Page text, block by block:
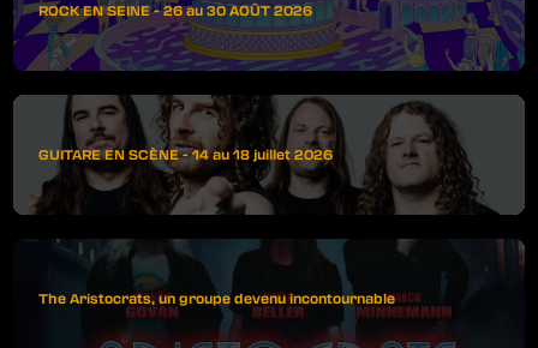
ROCK EN SEINE - 26 au 30 AOÛT 2026
GUITARE EN SCÈNE - 14 au 18 juillet 2026
The Aristocrats, un groupe devenu incontournable